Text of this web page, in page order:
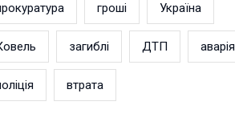
гроші Україна
загиблі ДТП аварія
втрата